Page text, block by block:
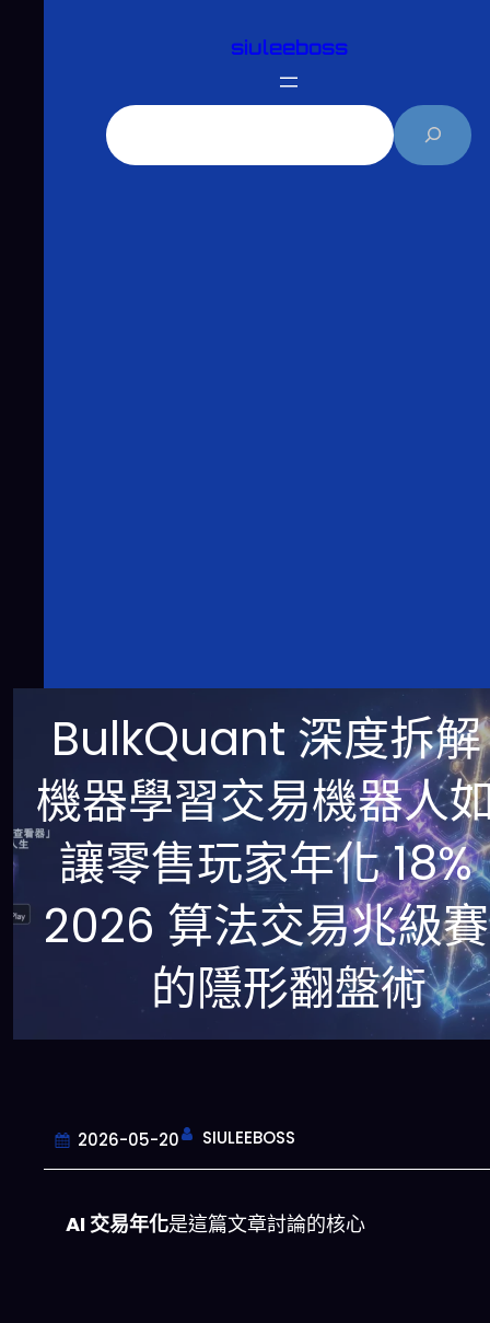
siuleeboss
BulkQuant 深度拆
機器學習交易機器人
讓零售玩家年化 18%
2026 算法交易兆級
的隱形翻盤術
2026-05-20 SIULEEBOSS
AI 交易年化是這篇文章討論的核心